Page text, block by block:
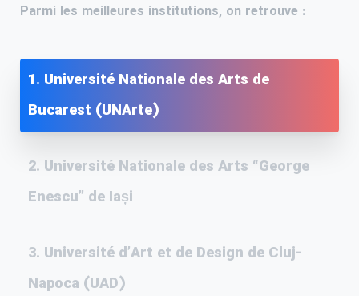
Parmi les meilleures institutions, on retrouve :
1. Université Nationale des Arts de
Bucarest (UNArte)
2. Université Nationale des Arts “George
Enescu” de Iași
3. Université d’Art et de Design de Cluj-
Napoca (UAD)